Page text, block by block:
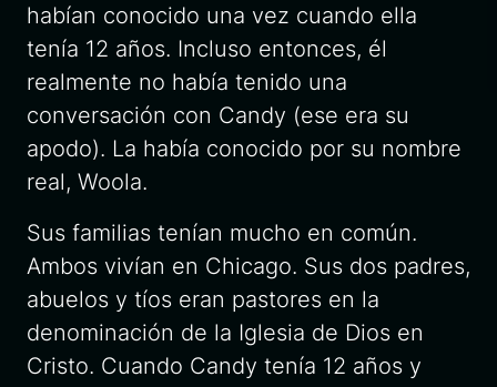
habían conocido una vez cuando ella
tenía 12 años. Incluso entonces, él
realmente no había tenido una
conversación con Candy (ese era su
apodo). La había conocido por su nombre
real, Woola.
Sus familias tenían mucho en común.
Ambos vivían en Chicago. Sus dos padres,
abuelos y tíos eran pastores en la
denominación de la Iglesia de Dios en
Cristo. Cuando Candy tenía 12 años y